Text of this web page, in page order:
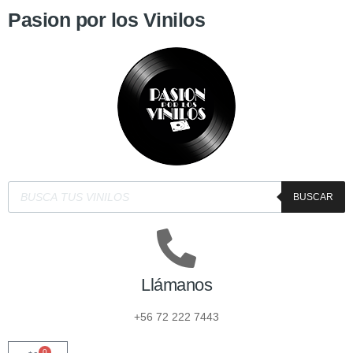
Pasion por los Vinilos
BUSCAR
Llámanos
+56 72 222 7443